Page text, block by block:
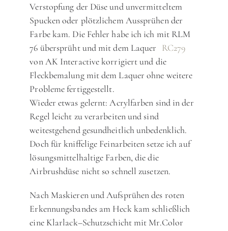
Verstopfung der Düse und unvermitteltem
Spucken oder plötzlichem Aussprühen der
Farbe kam. Die Fehler habe ich ich mit RLM
76 übersprüht und mit dem Laquer RC279
von AK Interactive korrigiert und die
Fleckbemalung mit dem Laquer ohne weitere
Probleme fertiggestellt.
Wieder etwas gelernt: Acrylfarben sind in der
Regel leicht zu verarbeiten und sind
weitestgehend gesundheitlich unbedenklich.
Doch für kniffelige Feinarbeiten setze ich auf
lösungsmittelhaltige Farben, die die
Airbrushdüse nicht so schnell zusetzen.
Nach Maskieren und Aufsprühen des roten
Erkennungsbandes am Heck kam schließlich
eine Klarlack–Schutzschicht mit Mr.Color